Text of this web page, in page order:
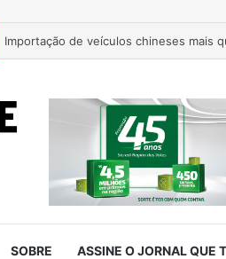
SOBRE ASSINE O JORNAL QUE